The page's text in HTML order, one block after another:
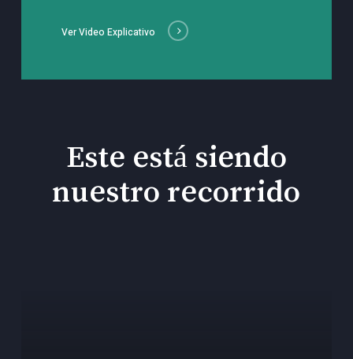
Ver Video Explicativo
Este está siendo
nuestro recorrido